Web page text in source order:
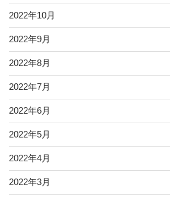
2022年10月
2022年9月
2022年8月
2022年7月
2022年6月
2022年5月
2022年4月
2022年3月